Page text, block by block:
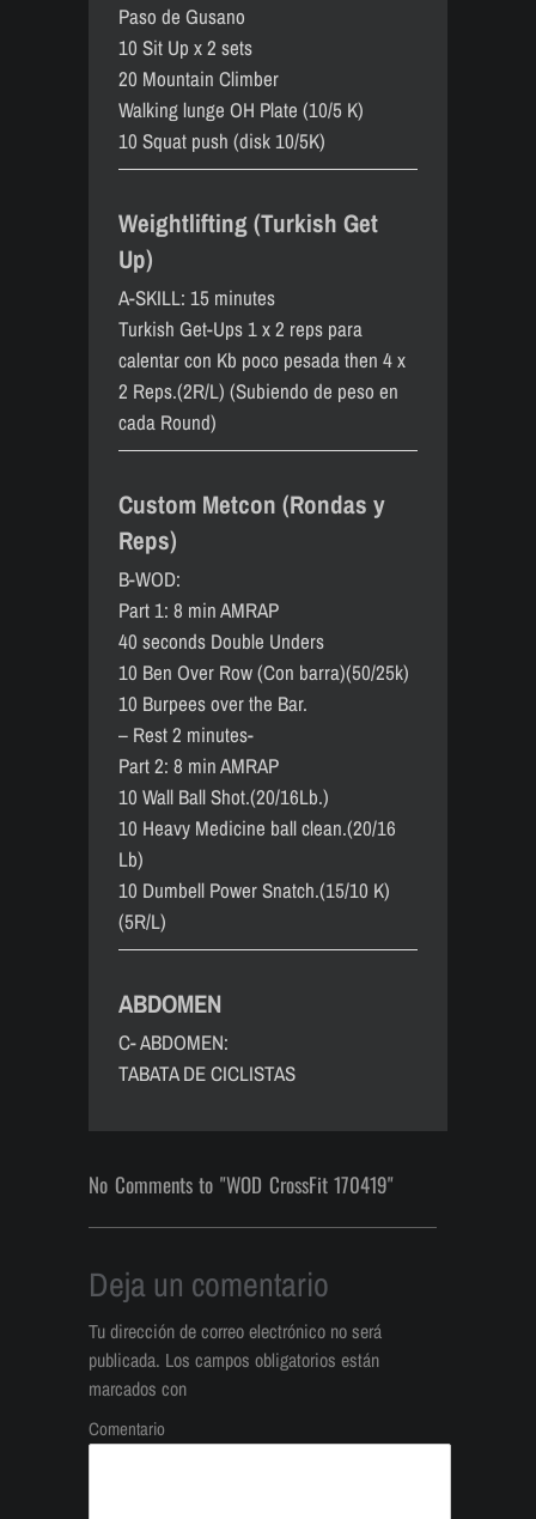
Paso de Gusano
10 Sit Up x 2 sets
20 Mountain Climber
Walking lunge OH Plate (10/5 K)
10 Squat push (disk 10/5K)
Weightlifting (Turkish Get
Up)
A-SKILL: 15 minutes
Turkish Get-Ups 1 x 2 reps para
calentar con Kb poco pesada then 4 x
2 Reps.(2R/L) (Subiendo de peso en
cada Round)
Custom Metcon (Rondas y
Reps)
B-WOD:
Part 1: 8 min AMRAP
40 seconds Double Unders
10 Ben Over Row (Con barra)(50/25k)
10 Burpees over the Bar.
– Rest 2 minutes-
Part 2: 8 min AMRAP
10 Wall Ball Shot.(20/16Lb.)
10 Heavy Medicine ball clean.(20/16
Lb)
10 Dumbell Power Snatch.(15/10 K)
(5R/L)
ABDOMEN
C- ABDOMEN:
TABATA DE CICLISTAS
No Comments to "WOD CrossFit 170419"
Deja un comentario
Tu dirección de correo electrónico no será
publicada. Los campos obligatorios están
marcados con
Comentario